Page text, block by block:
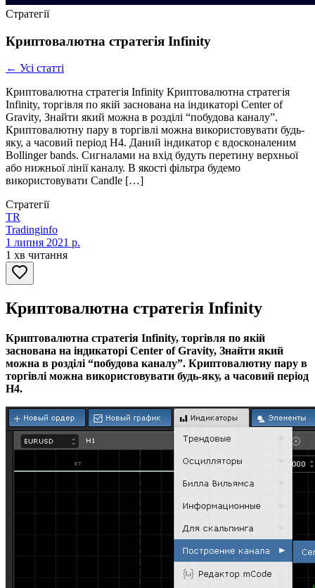
Стратегії
Криптовалютна стратегія Infinity
← Усі статті
Криптовалютна стратегія Infinity Криптовалютна стратегія
Infinity, торгівля по якій заснована на індикаторі Center of
Gravity, Знайти який можна в розділі “побудова каналу”.
Криптовалютну пару в торгівлі можна використовувати будь-
яку, а часовий період Н4. Даний індикатор є вдосконаленим
Bollinger bands. Сигналами на вхід будуть перетину верхньої
або нижньої лінії каналу. В якості фільтра будемо
використовувати Candle […]
Стратегії
TR
Tradinginfo
1 липня 2021 р.
1 хв читання
Криптовалютна стратегія Infinity
Криптовалютна стратегія Infinity, торгівля по якій
заснована на індикаторі Center of Gravity, Знайти який
можна в розділі “побудова каналу”. Криптовалютну пару в
торгівлі можна використовувати будь-яку, а часовий період
Н4.